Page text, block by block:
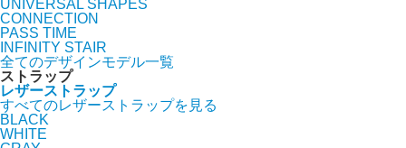
UNIVERSAL SHAPES
CONNECTION
PASS TIME
INFINITY STAIR
全てのデザインモデル一覧
ストラップ
レザーストラップ
すべてのレザーストラップを見る
BLACK
WHITE